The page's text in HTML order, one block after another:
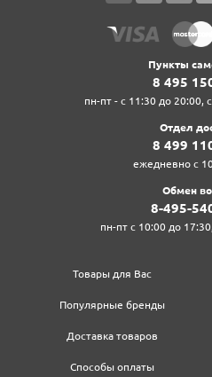
Пункты
8‍ 4‍9‍5‍
пн-пт - с 11:30 до 20:00,
Отдел
8‍ 4‍9‍9‍
ежедневно с
Обмен
8‍-4‍9‍5‍-
пн-пт с 10:00 до
Товары для Вас
Популярные бренды
Доставка товаров
Способы оплаты